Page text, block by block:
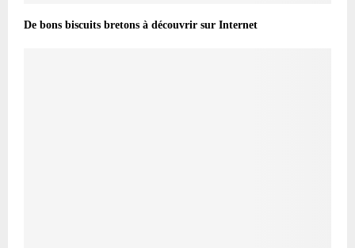
De bons biscuits bretons à découvrir sur Internet